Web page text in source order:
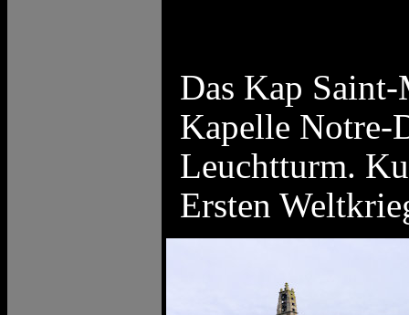
Das Kap
Kapelle Notre-
Leuchtturm.
Ersten